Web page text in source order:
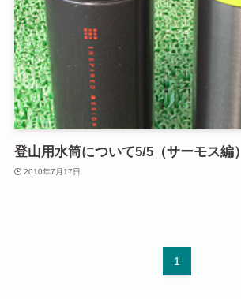
登山用水筒について5/5（サーモス編）
2010年7月17日
1